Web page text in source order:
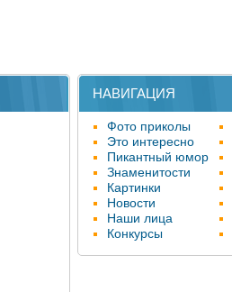
НАВИГАЦИЯ
Фото приколы
Это интересно
Пикантный юмор
Знаменитости
Картинки
Новости
Наши лица
Конкурсы